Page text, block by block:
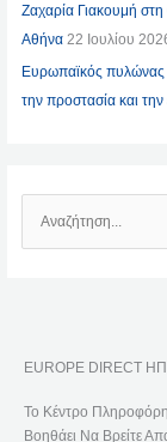
Ζαχαρία Γιακουμή
Αθήνα 22 Ιουλίου
Ευρωπαϊκός πυλώνας
την προστασία και
Ν
Τ
Σ
EUROPE DIRECT
Το Κέντρο
Βοηθάει Να Βρείτε